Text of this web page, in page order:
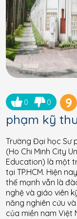
0 0 9
phạm kỹ
Trường Đại học Sư
(Ho Chi Minh City
Education) là một
tại TP.HCM. Hiện
thế mạnh vẫn là
nghệ và giáo viên
năng nghiên cứu
của miền nam Việt